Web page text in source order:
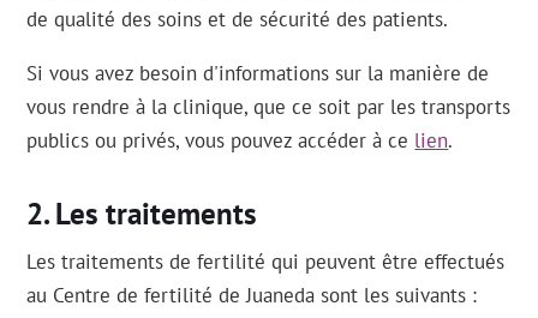
de qualité des soins et de sécurité des patients.
Si vous avez besoin d'informations sur la manière de
vous rendre à la clinique, que ce soit par les transports
publics ou privés, vous pouvez accéder à ce lien.
Les traitements
Les traitements de fertilité qui peuvent être effectués
au Centre de fertilité de Juaneda sont les suivants :